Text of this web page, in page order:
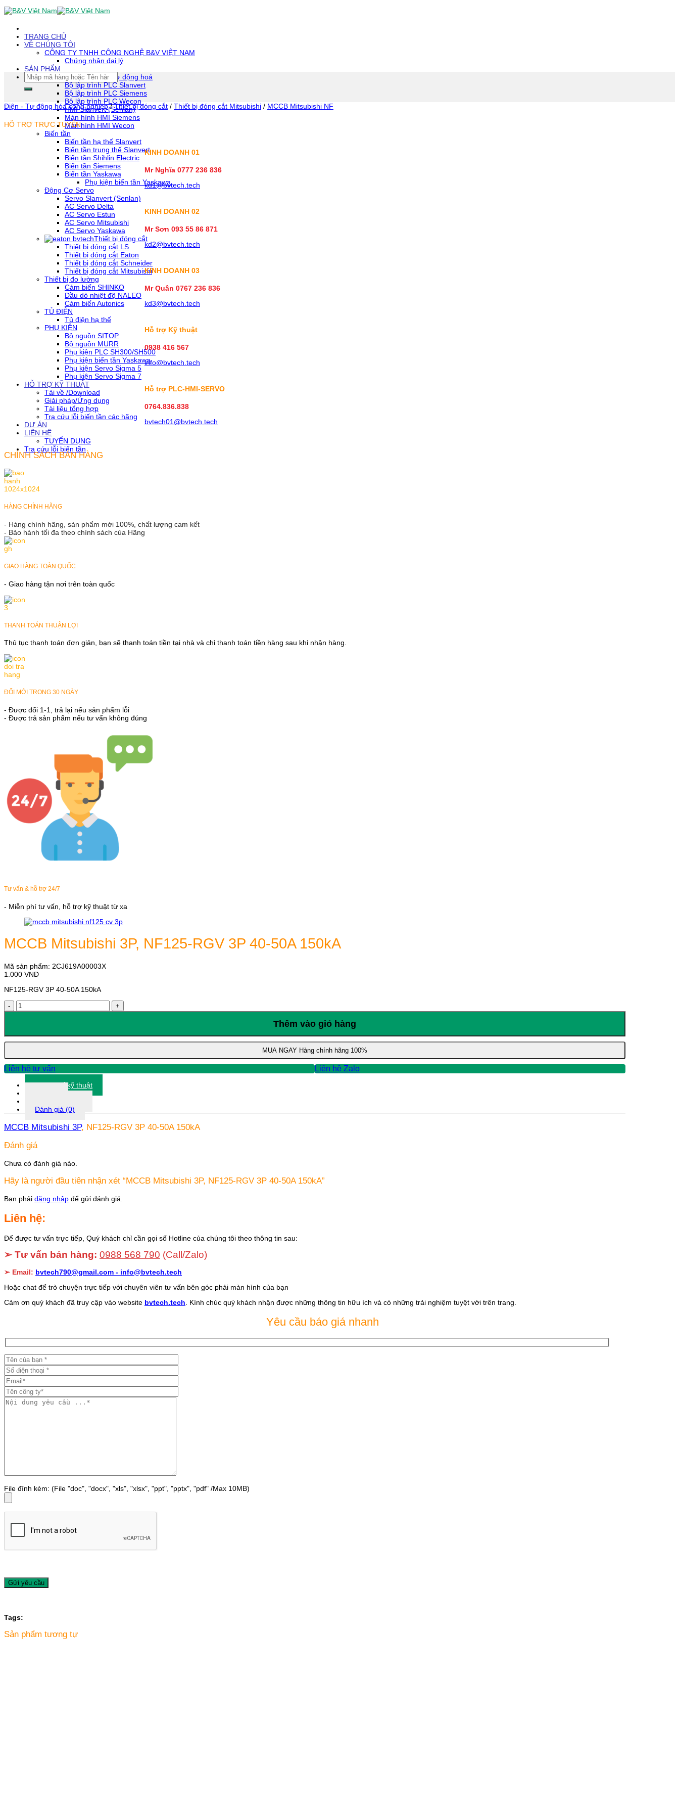
Skip
To
(tạm
dịch)
TRANG CHỦ
VỀ CHÚNG TÔI
CÔNG TY TNHH CÔNG NGHỆ B&V VIỆT NAM
Chứng nhận đại lý
SẢN PHẨM
Thiết bị tự động hoá
Bộ lập trình PLC Slanvert
Bộ lập trình PLC Siemens
Bộ lập trình PLC Wecon
HMI Slanvert (Senlan)
Màn hình HMI Siemens
Màn hình HMI Wecon
Biến tần
Biến tần hạ thế Slanvert
Biến tần trung thế Slanvert
Biến tần Shihlin Electric
Biến tần Siemens
Biến tần Yaskawa
Phụ kiện biến tần Yaskawa
Động Cơ Servo
Servo Slanvert (Senlan)
AC Servo Delta
AC Servo Estun
AC Servo Mitsubishi
AC Servo Yaskawa
Thiết bị đóng cắt
Thiết bị đóng cắt LS
Thiết bị đóng cắt Eaton
Thiết bị đóng cắt Schneider
Thiết bị đóng cắt Mitsubishi
Thiết bị đo lường
Cảm biến SHINKO
Đầu dò nhiệt độ NALEO
Cảm biến Autonics
TỦ ĐIỆN
Tủ điện hạ thế
PHỤ KIỆN
Bộ nguồn SITOP
Bộ nguồn MURR
Phụ kiện PLC SH300/SH500
Phụ kiện biến tần Yaskawa
Phụ kiện Servo Sigma 5
Phụ kiện Servo Sigma 7
HỖ TRỢ KỸ THUẬT
Tải về /Download
Giải pháp/Ứng dụng
Tài liệu tổng hợp
Tra cứu lỗi biến tần các hãng
DỰ ÁN
LIÊN HỆ
TUYỂN DỤNG
Tra cứu lỗi biến tần
Tìm
kiếm:
Điện - Tự động hóa công nghiệp / Thiết bị đóng cắt / Thiết bị đóng cắt Mitsubishi / MCCB Mitsubishi NF
HỖ TRỢ TRỰC TUYẾN
KINH DOANH 01
Mr Nghĩa 0777 236 836
kd1@bvtech.tech
KINH DOANH 02
Mr Sơn 093 55 86 871
kd2@bvtech.tech
KINH DOANH 03
Mr Quân 0767 236 836
kd3@bvtech.tech
Hỗ trợ Kỹ thuật
0938 416 567
info@bvtech.tech
Hỗ trợ PLC-HMI-SERVO
0764.836.838
bvtech01@bvtech.tech
CHÍNH SÁCH BÁN HÀNG
HÀNG CHÍNH HÃNG
- Hàng chính hãng, sản phẩm mới 100%, chất lượng cam kết
- Bảo hành tối đa theo chính sách của Hãng
GIAO HÀNG TOÀN QUỐC
- Giao hàng tận nơi trên toàn quốc
THANH TOÁN THUẬN LỢI
Thủ tục thanh toán đơn giản, bạn sẽ thanh toán tiền tại nhà và chỉ thanh toán tiền hàng sau khi nhận hàng.
ĐỔI MỚI TRONG 30 NGÀY
- Được đổi 1-1, trả lại nếu sản phẩm lỗi
- Được trả sản phẩm nếu tư vấn không đúng
Tư vấn & hỗ trợ 24/7
- Miễn phí tư vấn, hỗ trợ kỹ thuật từ xa
MCCB Mitsubishi 3P, NF125-RGV 3P 40-50A 150kA
Mã sản phẩm: 2CJ619A00003X
1.000 VNĐ
NF125-RGV 3P 40-50A 150kA
MCCB
Mitsubishi
RGV
3P
50A
150kA
lượng
Thêm vào giỏ hàng
MUA NGAY Hàng chính hãng 100%
Liên hệ tư vấn Liên hệ Zalo
Thông số kỹ thuật
Đánh giá (0)
MCCB Mitsubishi 3P, NF125-RGV 3P 40-50A 150kA
Đánh giá
Chưa có đánh giá nào.
Hãy là người đầu tiên nhận xét “MCCB Mitsubishi 3P, NF125-RGV 3P 40-50A 150kA”
Bạn phải đăng nhập để gửi đánh giá.
Liên hệ:
Để được tư vấn trực tiếp, Quý khách chỉ cần gọi số Hotline của chúng tôi theo thông tin sau:
➢ Tư vấn bán hàng: 0988 568 790 (Call/Zalo)
➢ Email: bvtech790@gmail.com - info@bvtech.tech
Hoặc chat để trò chuyện trực tiếp với chuyên viên tư vấn bên góc phải màn hình của bạn
Cảm ơn quý khách đã truy cập vào website bvtech.tech. Kính chúc quý khách nhận được những thông tin hữu ích và có những trải nghiệm tuyệt vời trên trang.
Yêu cầu báo giá nhanh
File đính kèm: (File "doc", "docx", "xls", "xlsx", "ppt", "pptx", "pdf" /Max 10MB)
Tags:
Sản phẩm tương tự